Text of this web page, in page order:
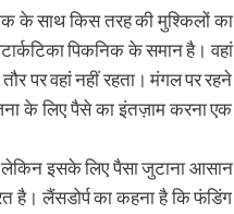
के साथ किस तरह की मुश्किलों का
पिकनिक के समान है। वहां
पर वहां नहीं रहता। मंगल पर रहने
के लिए पैसे का इंतज़ाम करना एक
लेकिन इसके लिए पैसा जुटाना आसान
है। लैंसडोर्प का कहना है कि फंडिंग